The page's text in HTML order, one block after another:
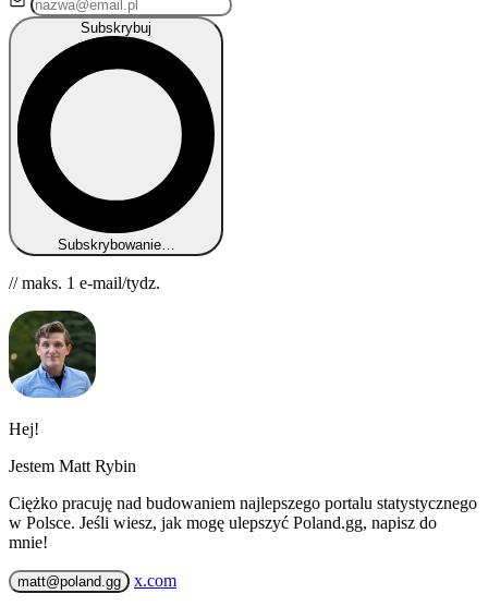
Subskrybuj
Subskrybowanie…
// maks. 1 e-mail/tydz.
Hej!
Jestem Matt Rybin
Ciężko pracuję nad budowaniem najlepszego portalu statystycznego
w Polsce. Jeśli wiesz, jak mogę ulepszyć Poland.gg, napisz do
mnie!
matt@poland.gg x.com